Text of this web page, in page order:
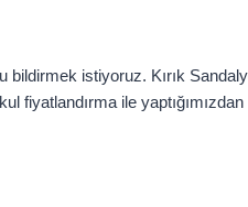
istiyoruz. Kırık
fiyatlandırma ile